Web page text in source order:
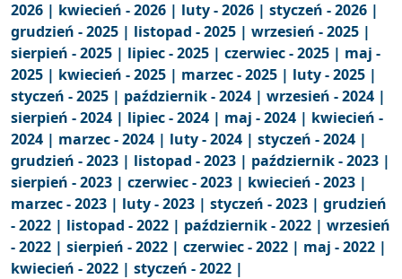
2026 | kwiecień - 2026 | luty - 2026 | styczeń - 2026 |
grudzień - 2025 | listopad - 2025 | wrzesień - 2025 |
sierpień - 2025 | lipiec - 2025 | czerwiec - 2025 | maj -
2025 | kwiecień - 2025 | marzec - 2025 | luty - 2025 |
styczeń - 2025 | październik - 2024 | wrzesień - 2024 |
sierpień - 2024 | lipiec - 2024 | maj - 2024 | kwiecień -
2024 | marzec - 2024 | luty - 2024 | styczeń - 2024 |
grudzień - 2023 | listopad - 2023 | październik - 2023 |
sierpień - 2023 | czerwiec - 2023 | kwiecień - 2023 |
marzec - 2023 | luty - 2023 | styczeń - 2023 | grudzień
- 2022 | listopad - 2022 | październik - 2022 | wrzesień
- 2022 | sierpień - 2022 | czerwiec - 2022 | maj - 2022 |
kwiecień - 2022 | styczeń - 2022 |